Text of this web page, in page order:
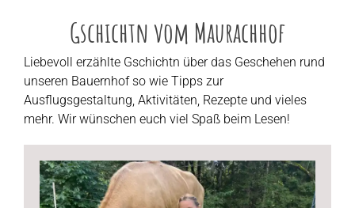
Gschichtn vom Maurachhof
Liebevoll erzählte Gschichtn über das Geschehen rund
unseren Bauernhof so wie Tipps zur
Ausflugsgestaltung, Aktivitäten, Rezepte und vieles
mehr. Wir wünschen euch viel Spaß beim Lesen!